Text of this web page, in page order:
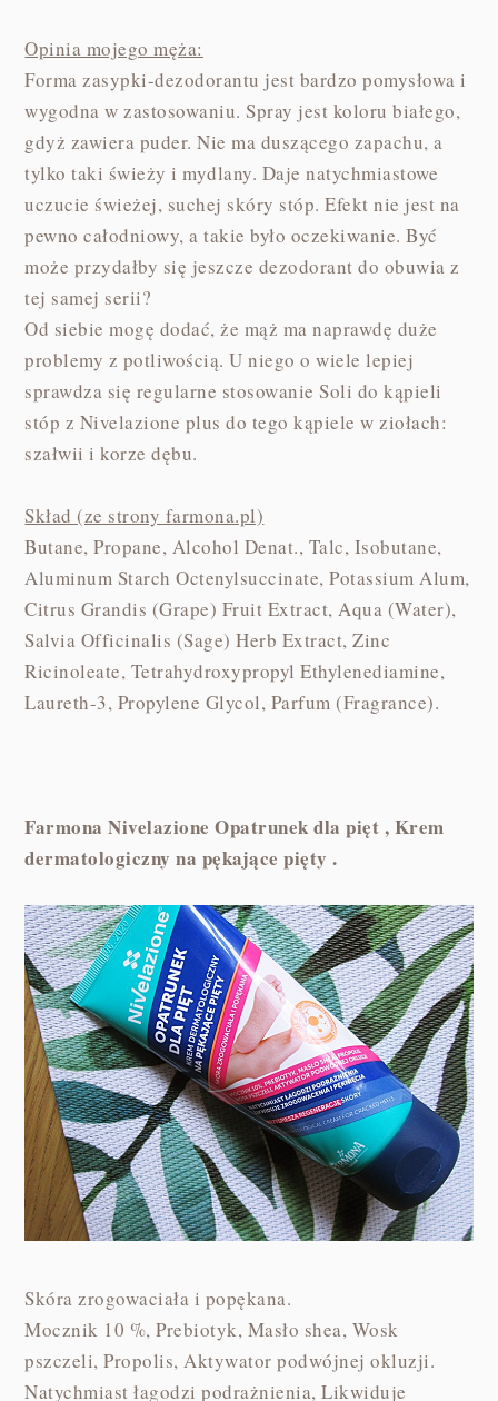
Opinia mojego męża:
Forma zasypki-dezodorantu jest bardzo pomysłowa i
wygodna w zastosowaniu. Spray jest koloru białego,
gdyż zawiera puder. Nie ma duszącego zapachu, a
tylko taki świeży i mydlany. Daje natychmiastowe
uczucie świeżej, suchej skóry stóp. Efekt nie jest na
pewno całodniowy, a takie było oczekiwanie. Być
może przydałby się jeszcze dezodorant do obuwia z
tej samej serii?
Od siebie mogę dodać, że mąż ma naprawdę duże
problemy z potliwością. U niego o wiele lepiej
sprawdza się regularne stosowanie Soli do kąpieli
stóp z Nivelazione plus do tego kąpiele w ziołach:
szałwii i korze dębu.
Skład (ze strony farmona.pl)
Butane, Propane, Alcohol Denat., Talc, Isobutane,
Aluminum Starch Octenylsuccinate, Potassium Alum,
Citrus Grandis (Grape) Fruit Extract, Aqua (Water),
Salvia Officinalis (Sage) Herb Extract, Zinc
Ricinoleate, Tetrahydroxypropyl Ethylenediamine,
Laureth-3, Propylene Glycol, Parfum (Fragrance).
Farmona Nivelazione Opatrunek dla pięt , Krem
dermatologiczny na pękające pięty .
Skóra zrogowaciała i popękana.
Mocznik 10 %, Prebiotyk, Masło shea, Wosk
pszczeli, Propolis, Aktywator podwójnej okluzji.
Natychmiast łagodzi podrażnienia, Likwiduje